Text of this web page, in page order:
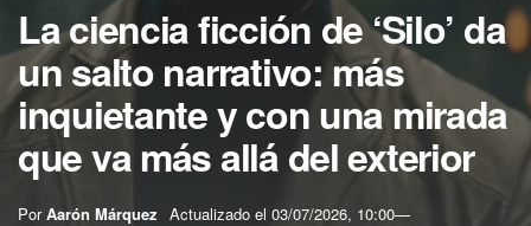
La ciencia ficción de ‘Silo’ da
un salto narrativo: más
inquietante y con una mirada
que va más allá del exterior
Por Aarón Márquez Actualizado el 03/07/2026, 10:00